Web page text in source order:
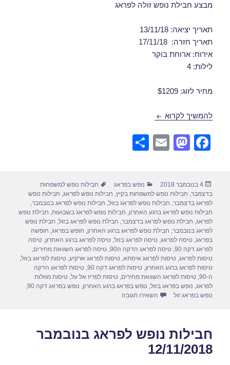
מבצע חבילת נופש זולה לפראג
תאריך יציאה: 13/11/18
תאריך חזרה: 17/11/18
אירוח: ארוחת בוקר
לילות: 4
מחיר לזוג: $1209
להמשיך לקרוא חבילות נופש לפראג בנובמבר 13/11/2018
F
e
b
o
o
k
M
o
d
o
n
E
e
פורסם
בתאריך
4 בנובמבר 2018 קטגוריות
נופש בפראג תגיות
חבילות נופש למשפחות
בדצמבר, חבילות נופש למשפחות בקיץ, חבילות נופש לפראג, חבילות נופש
לפראג בדצמבר, חבילות נופש לפראג בזול, חבילות נופש לפראג בנובמבר,
חבילות נופש לפראג ברגע האחרון, חבילות נופש לפראג בשבועות, חבילת נופש
לפראג, חבילת נופש לפראג בדצמבר, חבילת נופש לפראג בזול, חבילת נופש
לפראג בנובמבר, חבילת נופש לפראג ברגע האחרון, חופש בפראג, חופשה
בפראג,טיסה לפראג,טיסה לפראג בזול,טיסה לפראג ברגע האחרון,טיסה
לפראג דקה 90
,טיסה לפראג הדקה ה90 ,טיסה לפראג השוואת מחירים,
טיסות לפראג,טיסות לפראג איסתא,טיסות לפראג ארקיע,טיסות לפראג בזול,
טיסות לפראג ברגע האחרון,טיסות לפראג דקה 90 ,טיסות לפראג הדקה
ה-90
,טיסות לפראג השוואת מחירים,טיסות לפריז אל על,טיסות מוזלות
לפראג, נופש בפראג בזול, נופש בפראג ברגע האחרון, נופש בפראג דקה 90
,
נופש בפראג זול
השאירו תגובה
חבילות נופש לפראג בנובמבר
12/11/2018